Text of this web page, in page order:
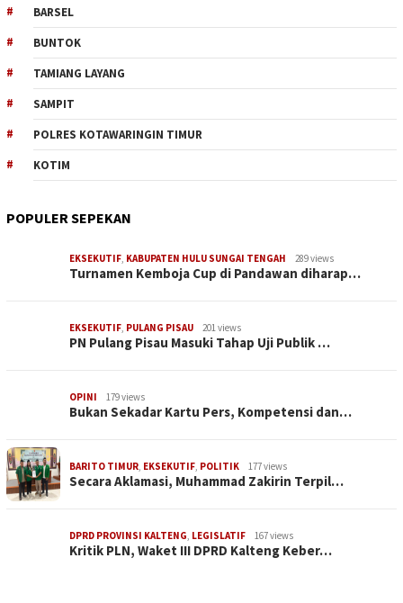
BARSEL
BUNTOK
TAMIANG LAYANG
SAMPIT
POLRES KOTAWARINGIN TIMUR
KOTIM
POPULER SEPEKAN
EKSEKUTIF, KABUPATEN HULU SUNGAI TENGAH 289 views
Turnamen Kemboja Cup di Pandawan diharap…
EKSEKUTIF, PULANG PISAU 201 views
PN Pulang Pisau Masuki Tahap Uji Publik …
OPINI 179 views
Bukan Sekadar Kartu Pers, Kompetensi dan…
BARITO TIMUR, EKSEKUTIF, POLITIK 177 views
Secara Aklamasi, Muhammad Zakirin Terpil…
DPRD PROVINSI KALTENG, LEGISLATIF 167 views
Kritik PLN, Waket III DPRD Kalteng Keber…